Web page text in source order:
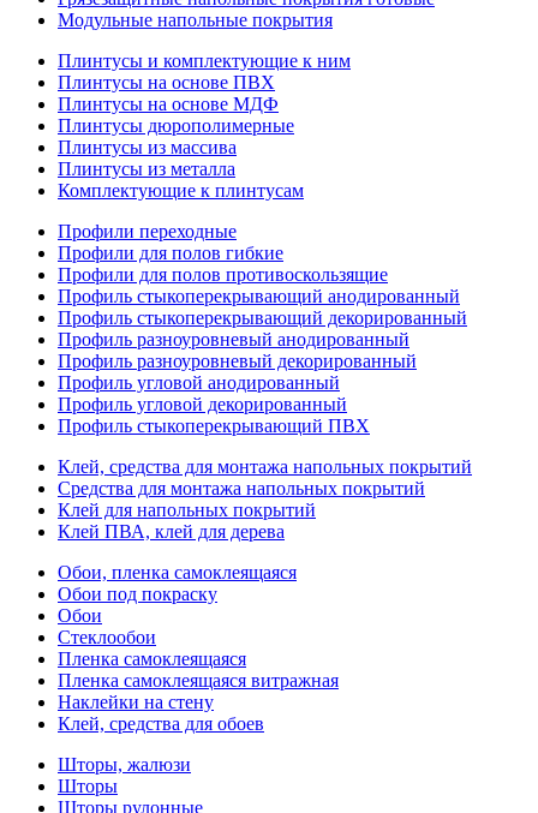
Модульные напольные покрытия
Плинтусы и комплектующие к ним
Плинтусы на основе ПВХ
Плинтусы на основе МДФ
Плинтусы дюрополимерные
Плинтусы из массива
Плинтусы из металла
Комплектующие к плинтусам
Профили переходные
Профили для полов гибкие
Профили для полов противоскользящие
Профиль стыкоперекрывающий анодированный
Профиль стыкоперекрывающий декорированный
Профиль разноуровневый анодированный
Профиль разноуровневый декорированный
Профиль угловой анодированный
Профиль угловой декорированный
Профиль стыкоперекрывающий ПВХ
Клей, средства для монтажа напольных покрытий
Средства для монтажа напольных покрытий
Клей для напольных покрытий
Клей ПВА, клей для дерева
Обои, пленка самоклеящаяся
Обои под покраску
Обои
Стеклообои
Пленка самоклеящаяся
Пленка самоклеящаяся витражная
Наклейки на стену
Клей, средства для обоев
Шторы, жалюзи
Шторы
Шторы рулонные